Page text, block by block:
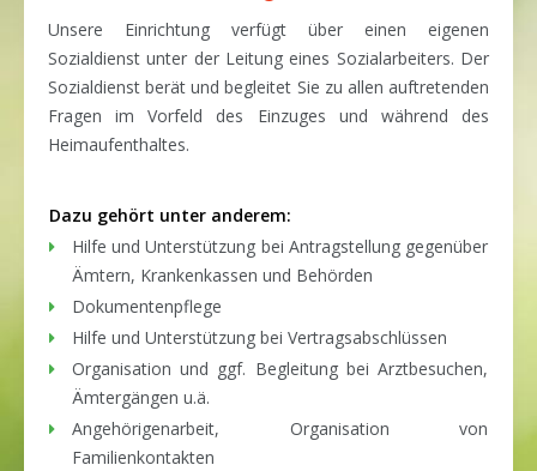
Unsere Einrichtung verfügt über einen eigenen
Sozialdienst unter der Leitung eines Sozialarbeiters. Der
Sozialdienst berät und begleitet Sie zu allen auftretenden
Fragen im Vorfeld des Einzuges und während des
Heimaufenthaltes.
Dazu gehört unter anderem:
Hilfe und Unterstützung bei Antragstellung gegenüber
Ämtern, Krankenkassen und Behörden
Dokumentenpflege
Hilfe und Unterstützung bei Vertragsabschlüssen
Organisation und ggf. Begleitung bei Arztbesuchen,
Ämtergängen u.ä.
Angehörigenarbeit, Organisation von
Familienkontakten